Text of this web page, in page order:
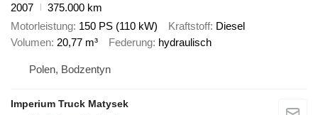
2007
375.000 km
Motorleistung 150 PS (110 kW) Kraftstoff Diesel
Volumen 20,77 m³ Federung hydraulisch
Polen, Bodzentyn
Imperium Truck Matysek